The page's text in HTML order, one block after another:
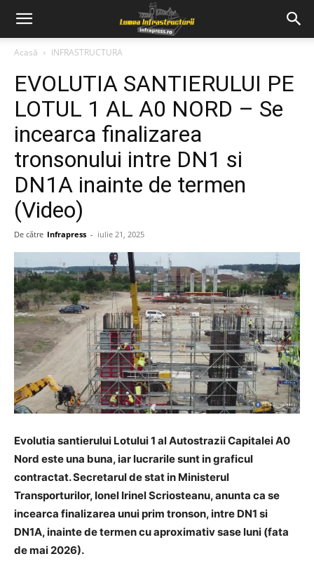
Acasă INFRASTRUCTURA
EVOLUTIA SANTIERULUI PE
LOTUL 1 AL A0 NORD – Se
incearca finalizarea
tronsonului intre DN1 si
DN1A inainte de termen
(Video)
De către Infrapress - iulie 21, 2025
Evolutia santierului Lotului 1 al Autostrazii Capitalei A0
Nord este una buna, iar lucrarile sunt in graficul
contractat. Secretarul de stat in Ministerul
Transporturilor, Ionel Irinel Scriosteanu, anunta ca se
incearca finalizarea unui prim tronson, intre DN1 si
DN1A, inainte de termen cu aproximativ sase luni (fata
de mai 2026).